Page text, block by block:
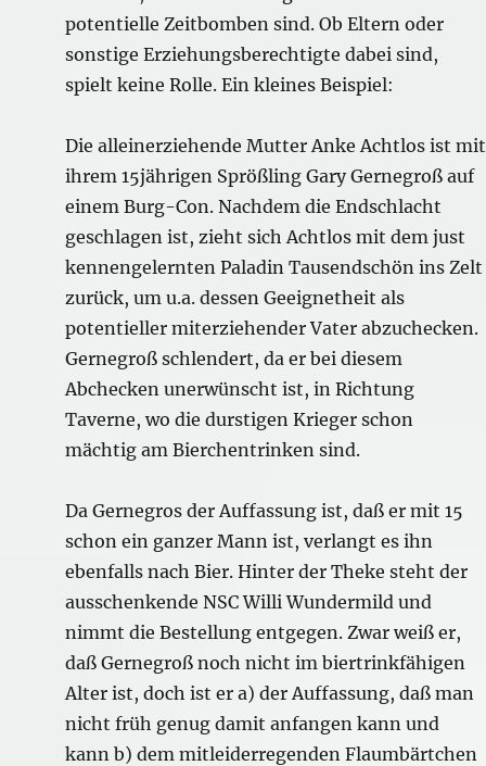
potentielle Zeitbomben sind. Ob Eltern oder
sonstige Erziehungsberechtigte dabei sind,
spielt keine Rolle. Ein kleines Beispiel:
Die alleinerziehende Mutter Anke Achtlos ist mit
ihrem 15jährigen Sprößling Gary Gernegroß auf
einem Burg-Con. Nachdem die Endschlacht
geschlagen ist, zieht sich Achtlos mit dem just
kennengelernten Paladin Tausendschön ins Zelt
zurück, um u.a. dessen Geeignetheit als
potentieller miterziehender Vater abzuchecken.
Gernegroß schlendert, da er bei diesem
Abchecken unerwünscht ist, in Richtung
Taverne, wo die durstigen Krieger schon
mächtig am Bierchentrinken sind.
Da Gernegros der Auffassung ist, daß er mit 15
schon ein ganzer Mann ist, verlangt es ihn
ebenfalls nach Bier. Hinter der Theke steht der
ausschenkende NSC Willi Wundermild und
nimmt die Bestellung entgegen. Zwar weiß er,
daß Gernegroß noch nicht im biertrinkfähigen
Alter ist, doch ist er a) der Auffassung, daß man
nicht früh genug damit anfangen kann und
kann b) dem mitleiderregenden Flaumbärtchen